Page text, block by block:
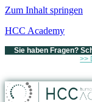
Zum Inhalt springen
HCC Academy
Sie haben Fragen?
>>